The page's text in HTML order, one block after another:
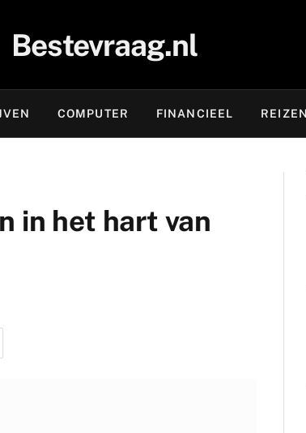
Bestevraag.nl
COMPUTER FINANCIEEL REIZEN
in het hart van